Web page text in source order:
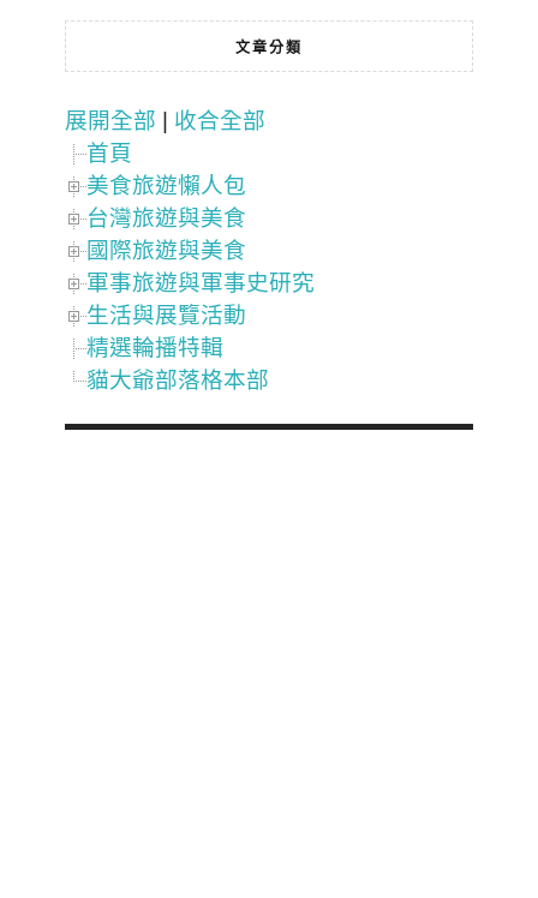
文章分類
展開全部
收合全部
首頁
美食旅遊懶人包
台灣旅遊與美食
國際旅遊與美食
軍事旅遊與軍事史研究
生活與展覽活動
精選輪播特輯
貓大爺部落格本部